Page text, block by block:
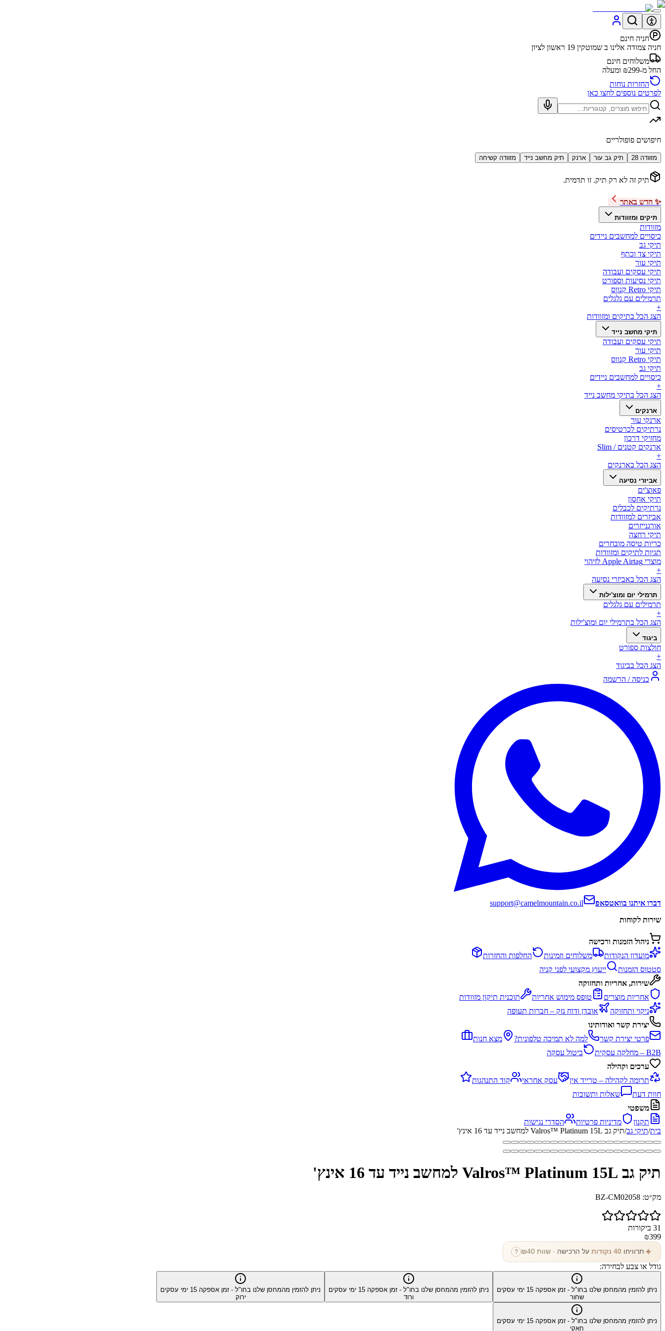
חניה חינם
חניה צמודה אלינו ב שמוטקין 19 ראשון לציון
משלוחים חינם
החל מ-₪299 ומעלה
החזרות נוחות
לפרטים נוספים לחצו כאן
חיפושים פופולריים
מזוודה 28 תיק גב עור ארנק תיק מחשב נייד מזוודה קשיחה
תיק זה לא רק תיק. זו תדמית.
✨ חדש באתר
תיקים ומזוודות
מזוודות
כיסויים למחשבים ניידים
תיקי גב
תיקי צד וכתף
תיקי עור
תיקי עסקים ועבודה
תיקי נסיעות וספורט
תיקי Retro קנווס
תרמילים עם גלגלים
+
הצג הכל בתיקים ומזוודות
תיקי מחשב נייד
תיקי עסקים ועבודה
תיקי עור
תיקי Retro קנווס
תיקי גב
כיסויים למחשבים ניידים
+
הצג הכל בתיקי מחשב נייד
ארנקים
ארנקי עור
נרתיקים לכרטיסים
מחזיקי דרכון
ארנקים קטנים / Slim
+
הצג הכל בארנקים
אביזרי נסיעה
פאוצ'ים
תיקי אחסון
נרתיקים לכבלים
אביזרים למזוודות
אורגנייזרים
תיקי רחצה
כריות טיסה מובחרים
תגיות לתיקים ומזוודות
מוצרי Apple Airtag לזיהוי
+
הצג הכל באביזרי נסיעה
תרמילי יום ומוצ'ילות
תרמילים עם גלגלים
+
הצג הכל בתרמילי יום ומוצ'ילות
ביגוד
חולצות ספורט
+
הצג הכל בביגוד
כניסה / הרשמה
דברו איתנו בוואטסאפ
support@camelmountain.co.il
שירות לקוחות
ניהול הזמנות ורכישה
מועדון הנקודות
משלוחים וזמינות
החלפות והחזרות
סטטוס הזמנות
ייעוץ מקצועי לפני קניה
שירות, אחריות ותחזוקה
אחריות מוצרים
טופס מימוש אחריות
תוכנית תיקון מזוודות
ניקוי ותחזוקה
אובדן ודוח נזק – חברות תעופה
יצירת קשר ואודותינו
פרטי יצירת קשר
למה לא תמיכה טלפונית?
מצא חנות
B2B – מחלקה עסקית
ביטול עסקה
ערכים וקהילה
תרומה לקהילה – טרייד אין
עסק אחראי
קוד התנהגות
חוות דעת
שאלות ותשובות
משפטי
תקנון
מדיניות פרטיות
הסדרי נגישות
בית/תיקי גב/תיק גב Valros™ Platinum 15L למחשב נייד עד 16 אינץ'
תיק גב Valros™ Platinum 15L למחשב נייד עד 16 אינץ'
מק״ט: BZ-CM02058
31 ביקורות
₪399
✦ תרוויחו 40 נקודות על הרכישה · שוות ₪ 40
?
גודל או צבע לבחירה:
ניתן להזמין מהמחסן שלנו בחו"ל - זמן אספקה 15 ימי עסקים
שחור
ניתן להזמין מהמחסן שלנו בחו"ל - זמן אספקה 15 ימי עסקים
ורוד
ניתן להזמין מהמחסן שלנו בחו"ל - זמן אספקה 15 ימי עסקים
ירוק
ניתן להזמין מהמחסן שלנו בחו"ל - זמן אספקה 15 ימי עסקים
חאקי